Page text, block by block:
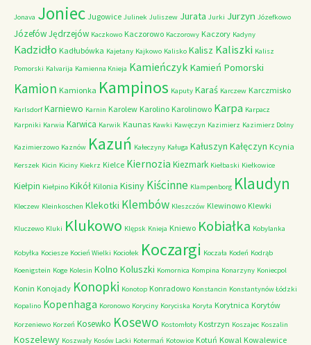
Jonava Joniec Jugowice Julinek Juliszew Jurata Jurki Jurzyn Józefkowo
JózefówJędrzejów Kaczkowo Kaczorowo Kaczorowy Kaczory Kadyny
Kadzidło Kadłubówka Kajetany Kajkowo Kalisko Kalisz Kaliszki Kalisz
Pomorski Kalvarija Kamienna Knieja Kamieńczyk Kamień Pomorski
Kamion Kamionka Kampinos Kaputy Karaś Karczew Karczmisko
Karlsdorf Karniewo Karnin Karolew Karolino Karolinowo Karpa Karpacz
Karpniki Karwia Karwica Karwik Kaunas Kawki Kawęczyn Kazimierz Kazimierz Dolny
Kazimierzowo Kaznów Kazuń Kałeczyny Kaługa Kałuszyn Kałęczyn Kcynia
Kerszek Kicin Kiciny Kiekrz Kielce Kiernozia Kiezmark Kiełbaski Kiełkowice
Kiełpin Kiełpino Kikół Kilonia Kisiny Kiścinne Klampenborg Klaudyn
Kleczew Kleinkoschen Klekotki Klembów Kleszczów Klewinowo Klewki
Kluczewo Kluki Klukowo Klępsk Knieja Kniewo Kobiałka Kobylanka
Kobyłka Kociesze Kocień Wielki Kociołek Koczargi Koczała Kodeń Kodrąb
Koenigstein Koge Kolesin Kolno Koluszki Komornica Kompina Konarzyny Koniecpol
Konin Konojady Konopki Konotop Konradowo Konstancin Konstantynów Łódzki
Kopalino Kopenhaga Koronowo Koryciny Koryciska Koryta Korytnica Korytów
Korzeniewo Korzeń Kosewko Kosewo Kostomłoty Kostrzyn Koszajec Koszalin
Koszelewy Koszwały Kosów Lacki Kotermań Kotowice Kotuń Kowal Kowalewice